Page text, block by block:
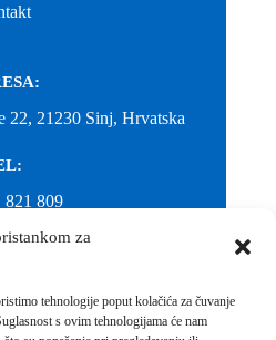
za
tehnologije poput kolačića za čuvanje
s ovim tehnologijama će nam
22, 21230 Sinj, Hrvatska
821 809